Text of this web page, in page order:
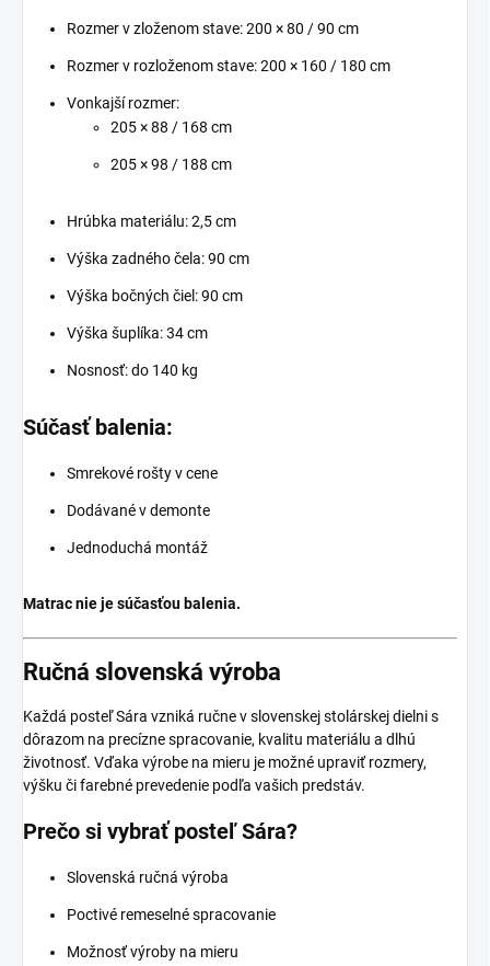
Rozmer v zloženom stave: 200 × 80 / 90 cm
Rozmer v rozloženom stave: 200 × 160 / 180 cm
Vonkajší rozmer:
205 × 88 / 168 cm
205 × 98 / 188 cm
Hrúbka materiálu: 2,5 cm
Výška zadného čela: 90 cm
Výška bočných čiel: 90 cm
Výška šuplíka: 34 cm
Nosnosť: do 140 kg
Súčasť balenia:
Smrekové rošty v cene
Dodávané v demonte
Jednoduchá montáž
Matrac nie je súčasťou balenia.
Ručná slovenská výroba
Každá posteľ Sára vzniká ručne v slovenskej stolárskej dielni s
dôrazom na precízne spracovanie, kvalitu materiálu a dlhú
životnosť. Vďaka výrobe na mieru je možné upraviť rozmery,
výšku či farebné prevedenie podľa vašich predstáv.
Prečo si vybrať posteľ Sára?
Slovenská ručná výroba
Poctivé remeselné spracovanie
Možnosť výroby na mieru